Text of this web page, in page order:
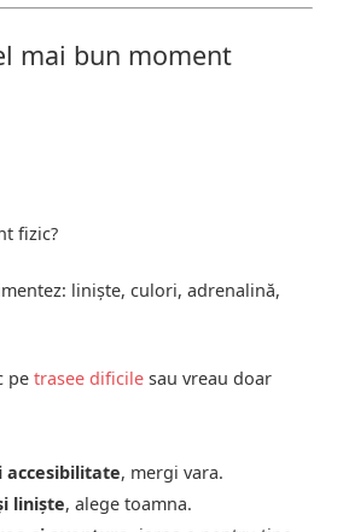
mai bun moment
fizic?
liniște, culori, adrenalină,
pe trasee dificile sau vreau doar
accesibilitate, mergi vara.
liniște, alege toamna.